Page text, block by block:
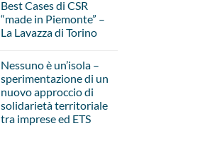
Best Cases di CSR
“made in Piemonte” –
La Lavazza di Torino
Nessuno è un’isola –
sperimentazione di un
nuovo approccio di
solidarietà territoriale
tra imprese ed ETS